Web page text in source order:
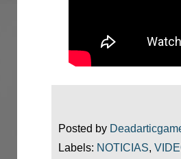
Posted by
Labels: NOTICIAS,